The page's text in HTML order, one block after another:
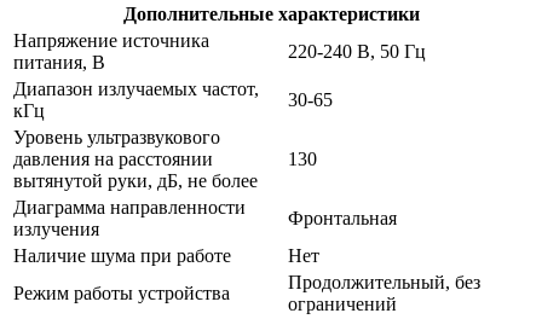
Дополнительные характеристики
Напряжение источника
питания, В
220-240 В, 50 Гц
Диапазон излучаемых частот,
кГц
30-65
Уровень ультразвукового
давления на расстоянии
вытянутой руки, дБ, не более
130
Диаграмма направленности
излучения
Фронтальная
Наличие шума при работе
Нет
Режим работы устройства
Продолжительный, без
ограничений